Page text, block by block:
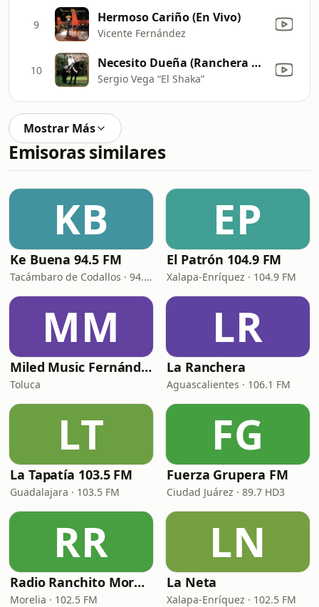
9 Hermoso Cariño (En Vivo)
Vicente Fernández
10 Necesito Dueña (Ranchera Version)
Sergio Vega “El Shaka”
Mostrar Más
Emisoras similares
KB
Ke Buena 94.5 FM
Tacámbaro de Codallos · 94.5 FM
EP
El Patrón 104.9 FM
Xalapa-Enríquez · 104.9 FM
MM
Miled Music Fernández
Toluca
LR
La Ranchera
Aguascalientes · 106.1 FM
LT
La Tapatía 103.5 FM
Guadalajara · 103.5 FM
FG
Fuerza Grupera FM
Ciudad Juárez · 89.7 HD3
RR
Radio Ranchito Morelia
Morelia · 102.5 FM
LN
La Neta
Xalapa-Enríquez · 102.5 FM